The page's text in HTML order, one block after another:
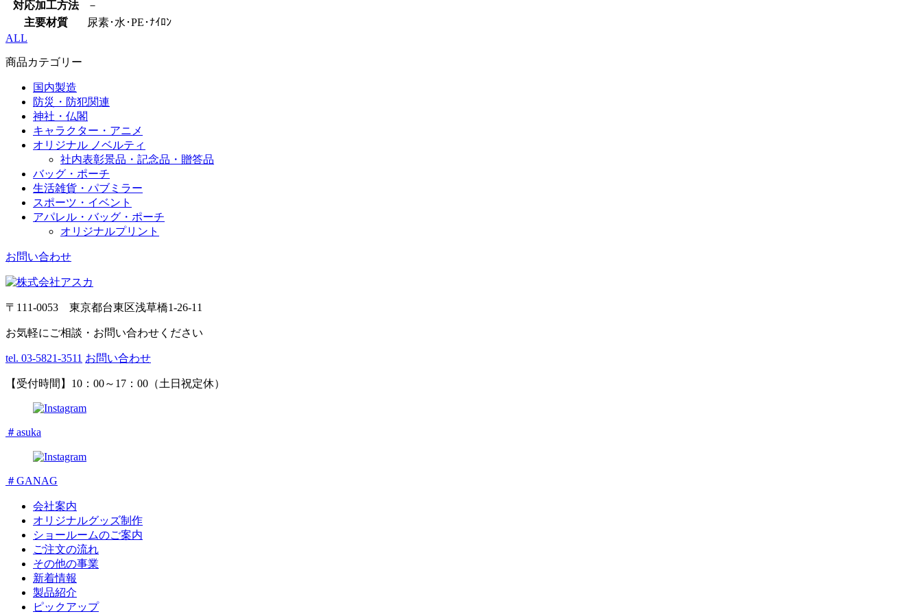
対応加工方法
－
主要材質
尿素･水･PE･ﾅｲﾛﾝ
ALL
商品カテゴリー
国内製造
防災・防犯関連
神社・仏閣
キャラクター・アニメ
オリジナル ノベルティ
社内表彰景品・記念品・贈答品
バッグ・ポーチ
生活雑貨・パブミラー
スポーツ・イベント
アパレル・バッグ・ポーチ
オリジナルプリント
お問い合わせ
〒111-0053 東京都台東区浅草橋1-26-11
お気軽にご相談・お問い合わせください
tel. 03-5821-3511 お問い合わせ
【受付時間】10：00～17：00（土日祝定休）
＃asuka
＃GANAG
会社案内
オリジナルグッズ制作
ショールームのご案内
ご注文の流れ
その他の事業
新着情報
製品紹介
ピックアップ